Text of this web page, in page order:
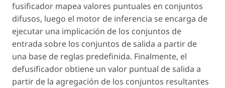
fusificador mapea valores puntuales en conjuntos
difusos, luego el motor de inferencia se encarga de
ejecutar una implicación de los conjuntos de
entrada sobre los conjuntos de salida a partir de
una base de reglas predefinida. Finalmente, el
defusificador obtiene un valor puntual de salida a
partir de la agregación de los conjuntos resultantes